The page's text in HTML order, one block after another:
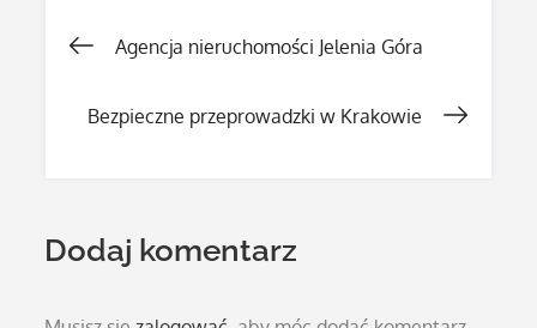
Nawigacja
wpisu
Agencja nieruchomości Jelenia Góra
Bezpieczne przeprowadzki w Krakowie
Dodaj komentarz